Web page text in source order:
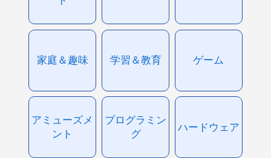
家庭＆趣味 学習＆教育 ゲーム
アミューズメ
ント
プログラミン
グ
ハードウェア